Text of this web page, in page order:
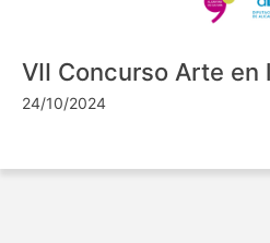
VII Concurso Arte en
24/10/2024